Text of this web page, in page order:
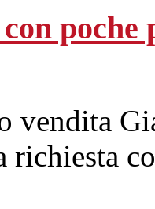
vendita
richiesta